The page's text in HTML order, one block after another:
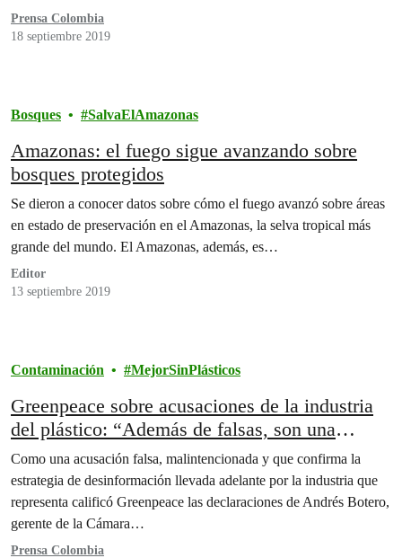
Prensa Colombia
18 septiembre 2019
Bosques SalvaElAmazonas
Amazonas: el fuego sigue avanzando sobre
bosques protegidos
Se dieron a conocer datos sobre cómo el fuego avanzó sobre áreas
en estado de preservación en el Amazonas, la selva tropical más
grande del mundo. El Amazonas, además, es…
Editor
13 septiembre 2019
Contaminación MejorSinPlásticos
Greenpeace sobre acusaciones de la industria
del plástico: “Además de falsas, son una
mezcla de ignorancia y mala intención”
Como una acusación falsa, malintencionada y que confirma la
estrategia de desinformación llevada adelante por la industria que
representa calificó Greenpeace las declaraciones de Andrés Botero,
gerente de la Cámara…
Prensa Colombia